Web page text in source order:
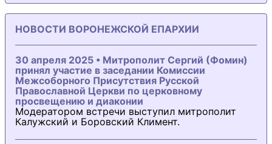
НОВОСТИ ВОРОНЕЖСКОЙ ЕПАРХИИ
30 апреля 2025 • Митрополит Сергий (Фомин)
принял участие в заседании Комиссии
Межсоборного Присутствия Русской
Православной Церкви по церковному
просвещению и диаконии
Модератором встречи выступил митрополит
Калужский и Боровский Климент.